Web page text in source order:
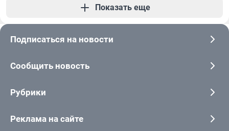
Показать еще
Подписаться на новости
Сообщить новость
Рубрики
Реклама на сайте